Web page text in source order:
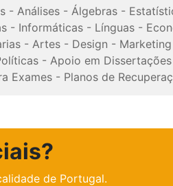
- Análises- Álgebras-
- Informáticas - Línguas -
- Artes- Design - Marketing
- Apoio em Dissertações
Exames - Planos de
de Portugal.